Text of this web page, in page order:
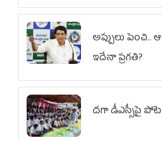
అప్పులు పెంచి..
ఇదేనా ప్రగతి?
దగా డీఎస్సీపై